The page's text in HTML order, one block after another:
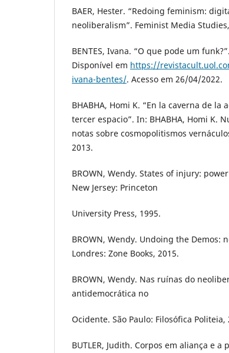
BAER, Hester. “Redoing feminism:
neoliberalism”. Feminist Media
BENTES, Ivana. “O que pode um
Disponível em https://
ivana-bentes/. Acesso em 26/04/2022.
BHABHA, Homi K. “En la caverna de la
tercer espacio”. In: BHABHA, Homi K.
notas sobre cosmopolitismos
2013.
BROWN, Wendy. States of injury:
New Jersey: Princeton
University Press, 1995.
BROWN, Wendy. Undoing the Demos:
Londres: Zone Books, 2015.
BROWN, Wendy. Nas ruínas do
antidemocrática no
Ocidente. São Paulo: Filosófica Politeia,
BUTLER, Judith. Corpos em aliança e